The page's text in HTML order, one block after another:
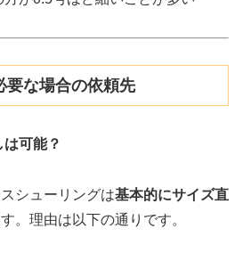
な場合の依頼先
可能？
シューリングは基本的にサイズ直
。理由は以下の通りです。